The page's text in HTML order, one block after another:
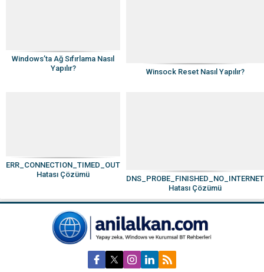
Windows’ta Ağ Sıfırlama Nasıl
Yapılır?
Winsock Reset Nasıl Yapılır?
ERR_CONNECTION_TIMED_OUT
Hatası Çözümü
DNS_PROBE_FINISHED_NO_INTERNET
Hatası Çözümü